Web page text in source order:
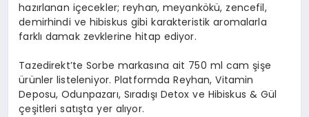
hazırlanan içecekler; reyhan, meyankökü, zencefil,
demirhindi ve hibiskus gibi karakteristik aromalarla
farklı damak zevklerine hitap ediyor.
Tazedirekt’te Sorbe markasına ait 750 ml cam şişe
ürünler listeleniyor. Platformda Reyhan, Vitamin
Deposu, Odunpazarı, Sıradışı Detox ve Hibiskus & Gül
çeşitleri satışta yer alıyor.